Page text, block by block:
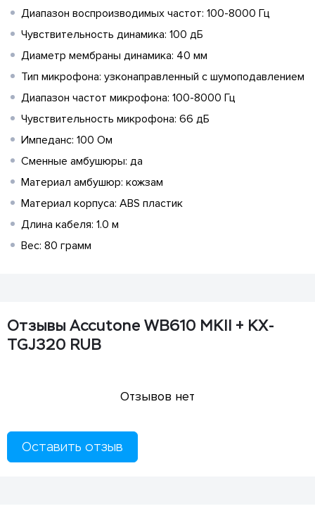
Диапазон воспроизводимых частот: 100-8000 Гц
Чувствительность динамика: 100 дБ
Диаметр мембраны динамика: 40 мм
Тип микрофона: узконаправленный с шумоподавлением
Диапазон частот микрофона: 100-8000 Гц
Чувствительность микрофона: 66 дБ
Импеданс: 100 Ом
Сменные амбушюры: да
Материал амбушюр: кожзам
Материал корпуса: ABS пластик
Длина кабеля: 1.0 м
Вес: 80 грамм
Отзывы Accutone WB610 MKII + KX-
TGJ320 RUB
Отзывов нет
Оставить отзыв